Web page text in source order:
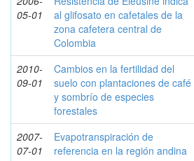
05-01
al glifosato en cafetales de la
zona cafetera central de
Colombia
2010-
09-01
Cambios en la fertilidad del
suelo con plantaciones de café
y sombrío de especies
forestales
2007-
07-01
Evapotranspiración de
referencia en la región andina